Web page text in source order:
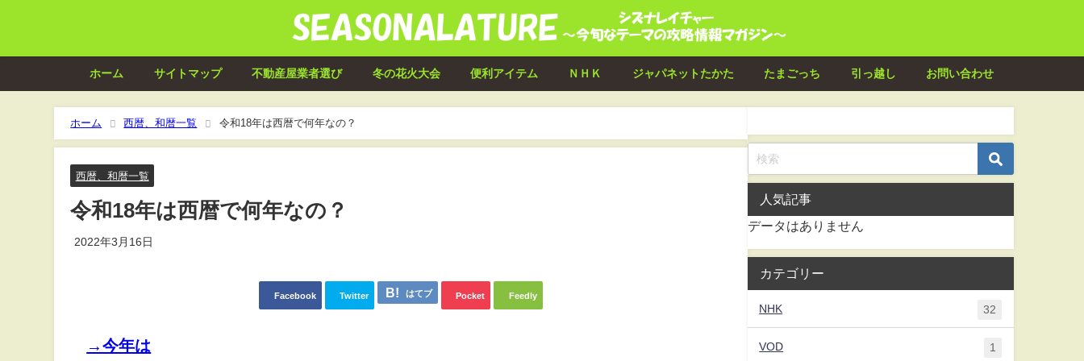
ホーム サイトマップ 不動産屋業者選び 冬の花火大会 便利アイテム ＮＨＫ ジャパネットたかた たまごっち 引っ越し お問い合わせ
ホーム 西暦、和暦一覧 令和18年は西暦で何年なの？
西暦、和暦一覧
令和18年は西暦で何年なの？
2022年3月16日
Facebook Twitter はてブ Pocket Feedly
→今年は
人気記事
データはありません
カテゴリー
NHK 32
VOD 1